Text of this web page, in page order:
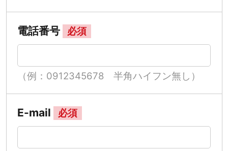
電話番号 必須
（例：0912345678 半角ハイフン無し）
E-mail 必須